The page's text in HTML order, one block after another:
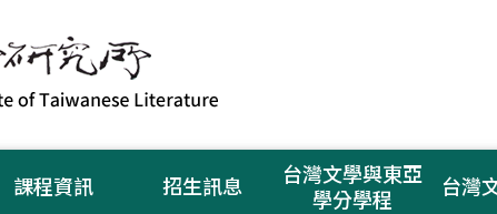
課程資訊 招生訊息
台灣文學與東亞
學分學程
台灣